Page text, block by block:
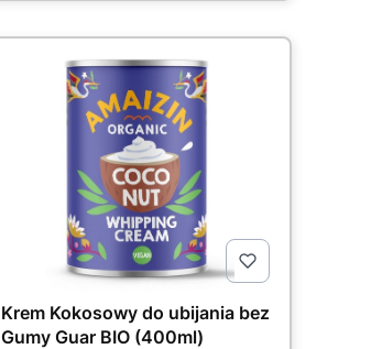
Krem Kokosowy do ubijania bez
Gumy Guar BIO (400ml)